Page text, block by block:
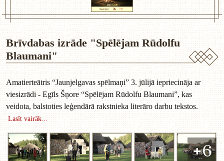
Brīvdabas izrāde "Spēlējam Rūdolfu
Blaumani"
Amatierteātris “Jaunjelgavas spēlmaņi” 3. jūlijā iepriecināja ar
viesizrādi - Egīls Šņore “Spēlējam Rūdolfu Blaumani”, kas
veidota, balstoties leģendārā rakstnieka literāro darbu tekstos.
Lasīt vairāk...
+6